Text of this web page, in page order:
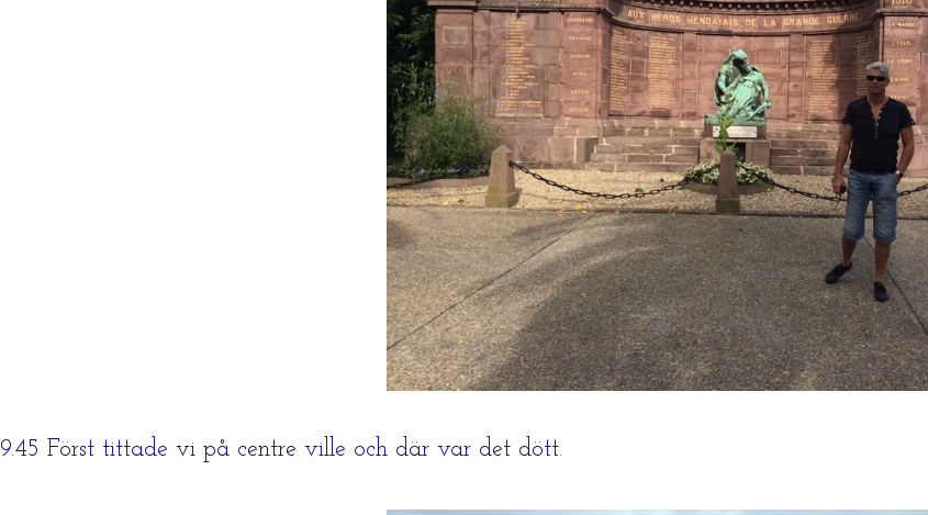
9.45 Först tittade vi på centre ville och där var det dött.